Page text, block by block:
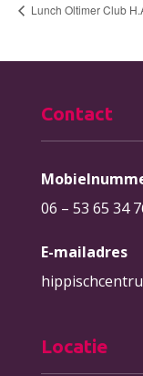
Lunch Oltimer Club
Contact
06 – 53 65 34
E-mailadres
Locatie